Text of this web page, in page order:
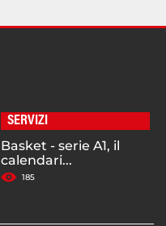
SERVIZI
Basket - serie A1, il
calendari...
185